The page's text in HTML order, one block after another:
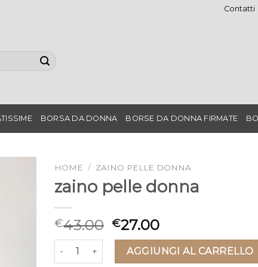
Contatti
BORSA DA DONNA BORSE DA DONNA FIRMATE
HOME / ZAINO PELLE DONNA
zaino pelle donna
€43.00 €27.00
zaino pelle donna quantitàAGGIUNGI AL CARRELLO